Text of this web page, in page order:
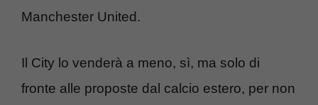
Manchester United.
Il City lo venderà a meno, sì, ma solo di
fronte alle proposte dal calcio estero, per non